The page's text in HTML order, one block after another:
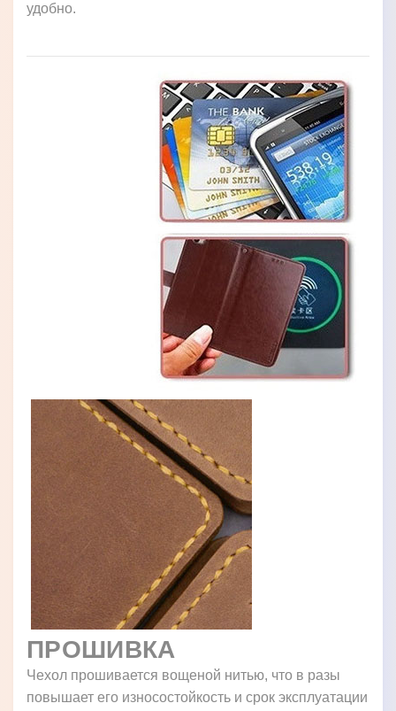
удобно.
ПРОШИВКА
Чехол прошивается вощеной нитью, что в разы
повышает его износостойкость и срок эксплуатации